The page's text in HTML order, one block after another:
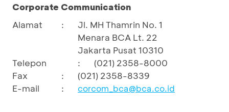
Corporate Communication
Alamat
:
Jl. MH Thamrin No. 1
Menara BCA Lt. 22
Jakarta Pusat 10310
Telepon
:
(021) 2358-8000
Fax
:
(021) 2358-8339
E-mail
: corcom_bca@bca.co.id